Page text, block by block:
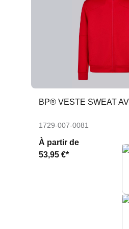
BP® VESTE SWEAT
1729-007-0081
À partir de
53,95 €*